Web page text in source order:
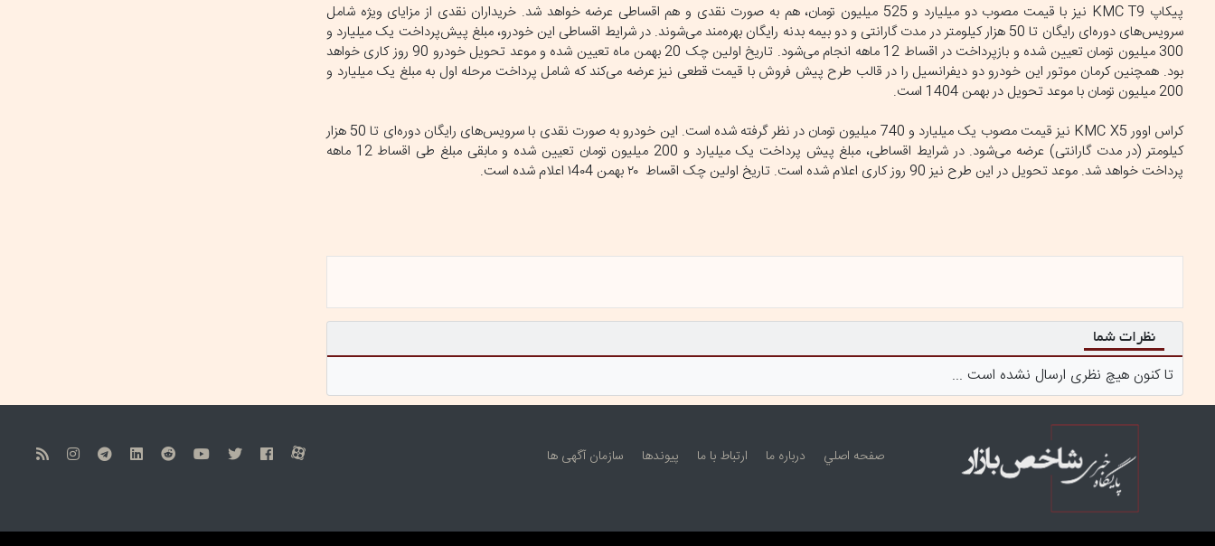
پیکاپ KMC T9 نیز با قیمت مصوب دو میلیارد و 525 میلیون تومان، هم به صورت نقدی و هم اقساطی عرضه خواهد شد. خریداران نقدی از مزایای ویژه شامل
سرویس‌های دوره‌ای رایگان تا 50 هزار کیلومتر در مدت گارانتی و دو بیمه بدنه رایگان بهره‌مند می‌شوند. در شرایط اقساطی این خودرو، مبلغ پیش‌پرداخت یک میلیارد و
300 میلیون تومان تعیین شده و بازپرداخت در اقساط 12 ماهه انجام می‌شود. تاریخ اولین چک 20 بهمن‌ ماه تعیین شده و موعد تحویل خودرو 90 روز کاری خواهد
بود. همچنین کرمان موتور این خودرو دو دیفرانسیل را در قالب طرح پیش‌ فروش با قیمت قطعی نیز عرضه می‌کند که شامل پرداخت مرحله اول به مبلغ یک میلیارد و
200 میلیون تومان با موعد تحویل در بهمن 1404 است.
کراس اوور KMC X5 نیز قیمت مصوب یک میلیارد و 740 میلیون تومان در نظر گرفته شده است. این خودرو به صورت نقدی با سرویس‌های رایگان دوره‌ای تا 50 هزار
کیلومتر (در مدت گارانتی) عرضه می‌شود. در شرایط اقساطی، مبلغ پیش‌ پرداخت یک میلیارد و 200 میلیون تومان تعیین شده و مابقی مبلغ طی اقساط 12 ماهه
پرداخت خواهد شد. موعد تحویل در این طرح نیز 90 روز کاری اعلام شده است. تاریخ اولین چک اقساط ٢٠ بهمن ١4٠4 اعلام شده است.
نظرات شما
تا کنون هیچ نظری ارسال نشده است ...
صفحه اصلي درباره ما ارتباط با ما پيوندها سازمان آگهی ها